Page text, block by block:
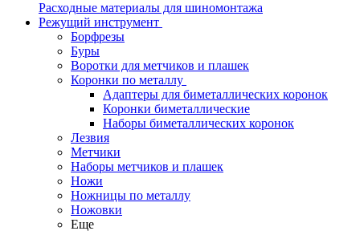
Расходные материалы для шиномонтажа
Режущий инструмент
Борфрезы
Буры
Воротки для метчиков и плашек
Коронки по металлу
Адаптеры для биметаллических коронок
Коронки биметаллические
Наборы биметаллических коронок
Лезвия
Метчики
Наборы метчиков и плашек
Ножи
Ножницы по металлу
Ножовки
Еще